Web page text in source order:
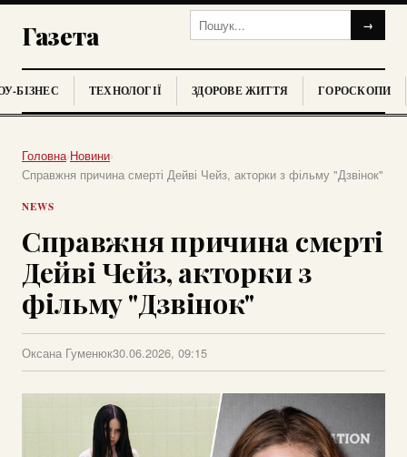
Газета →
БІЗНЕС ТЕХНОЛОГІЇ ЗДОРОВЕ ЖИТТЯ ГОРОСКОПИ
Головна›Новини›
Справжня причина смерті Дейві Чейз, акторки з фільму "Дзвінок"
NEWS
Справжня причина смерті
Дейві Чейз, акторки з
фільму "Дзвінок"
Оксана Гуменюк30.06.2026, 09:15